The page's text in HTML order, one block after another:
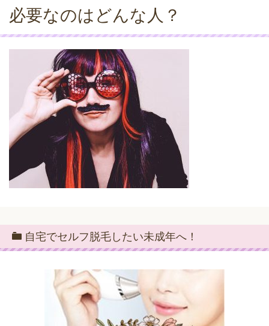
必要なのはどんな人？
自宅でセルフ脱毛したい未成年へ！